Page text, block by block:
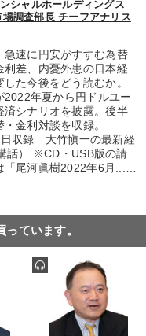
シャルホールディングス
調査部長 チーフアナリス
急速に円安がすすむ為替
差、内憂外患の日本経
た今後をどう読むか。
年夏から円ドルユー
済シナリオを披露。後半
金利対談を収録。
日収録 大竹愼一の最新経
話） ※CD・USB版の請
「尾河眞樹2022年6月...…
ています。